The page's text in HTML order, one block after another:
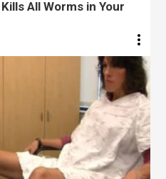
All Worms in Your